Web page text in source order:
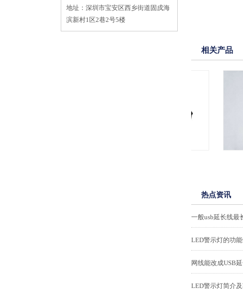
地址：深圳市宝安区西乡街道固戍海
滨新村1区2巷2号5楼
相关产品
热点资讯
一般usb延长线最
LED警示灯的功
网线能改成USB
LED警示灯简介